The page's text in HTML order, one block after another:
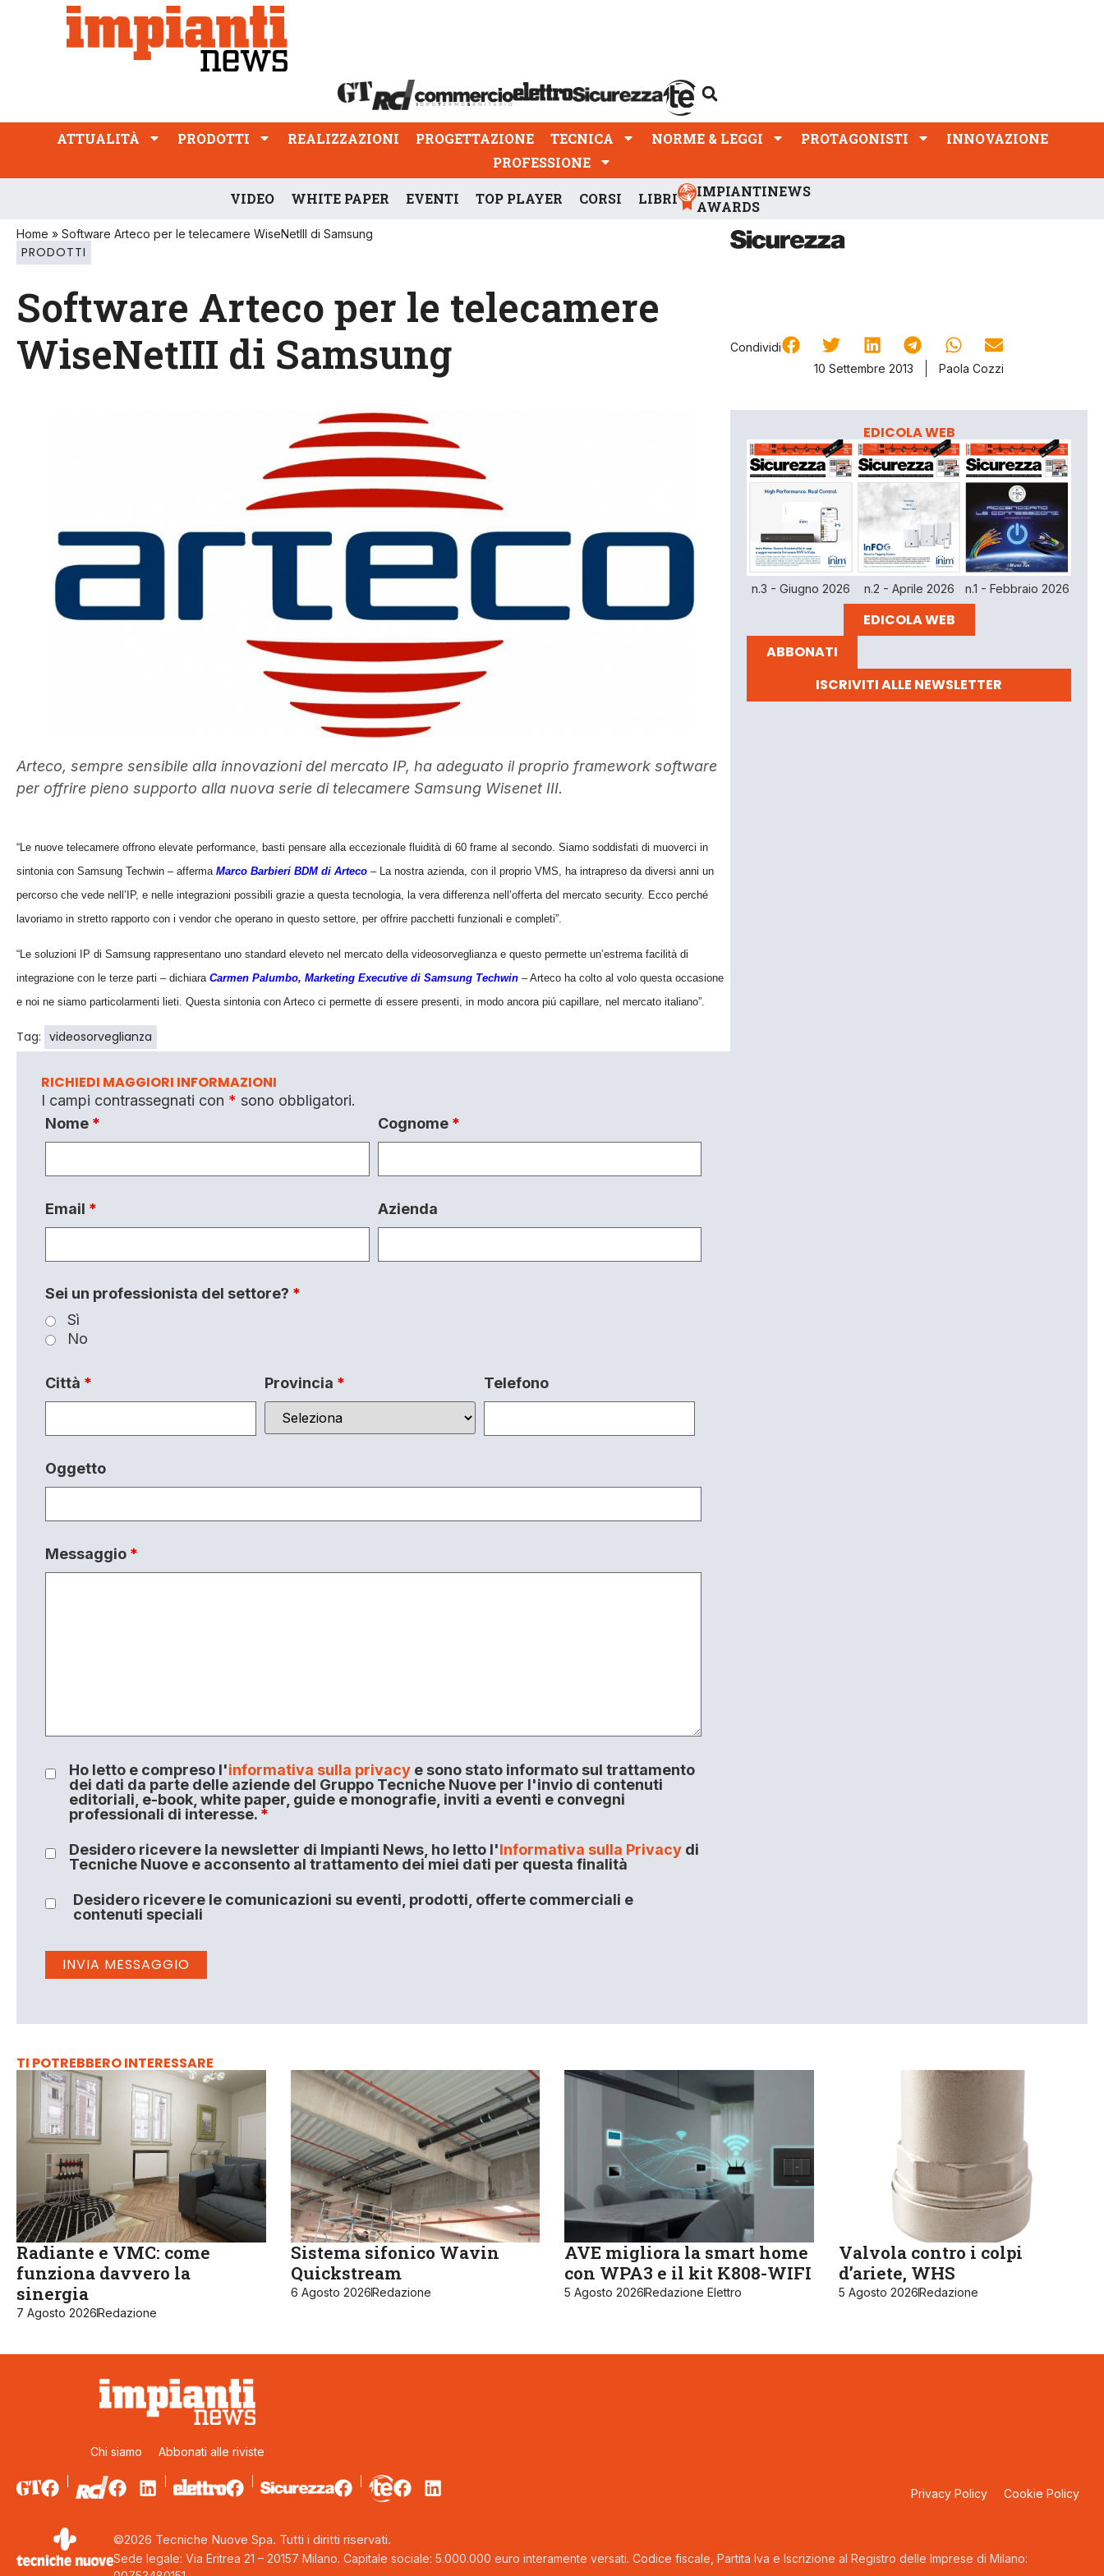
ATTUALITÀ PRODOTTI REALIZZAZIONI
PROFESSIONE
ATTUALITÀ PRODOTTI REALIZZAZIONI PROGETTAZIONE TECNICA NORME & LEGGI PROTAGONISTI
INNOVAZIONE
PROFESSIONE
VIDEO WHITE PAPER EVENTI TOP PLAYER CORSI LIBRI
IMPIANTINEWS
AWARDS
Home » Software Arteco per le telecamere WiseNetIII di Samsung
PRODOTTI
Software Arteco per le telecamere
WiseNetIII di Samsung
Condividi
10 Settembre 2013
Paola Cozzi
Arteco, sempre sensibile alla innovazioni del mercato IP, ha adeguato il proprio framework software
per offrire pieno supporto alla nuova serie di telecamere Samsung Wisenet III.
“Le nuove telecamere offrono elevate performance, basti pensare alla eccezionale fluidità di 60 frame al secondo. Siamo soddisfati di muoverci in
sintonia con Samsung Techwin – afferma Marco Barbieri BDM di Arteco – La nostra azienda, con il proprio VMS, ha intrapreso da diversi anni un
percorso che vede nell’IP, e nelle integrazioni possibili grazie a questa tecnologia, la vera differenza nell’offerta del mercato security. Ecco perché
lavoriamo in stretto rapporto con i vendor che operano in questo settore, per offrire pacchetti funzionali e completi”.
“Le soluzioni IP di Samsung rappresentano uno standard eleveto nel mercato della videosorveglianza e questo permette un’estrema facilità di
integrazione con le terze parti – dichiara Carmen Palumbo, Marketing Executive di Samsung Techwin – Arteco ha colto al volo questa occasione
e noi ne siamo particolarmenti lieti. Questa sintonia con Arteco ci permette di essere presenti, in modo ancora piú capillare, nel mercato italiano”.
Tag: videosorveglianza
RICHIEDI MAGGIORI INFORMAZIONI
I campi contrassegnati con * sono obbligatori.
Nome * Cognome *
Email * Azienda
Sei un professionista del settore? *
Sì
No
Città * Provincia * Telefono
Oggetto
Messaggio *
Ho letto e compreso l'informativa sulla privacye sono stato informato sul trattamento
dei dati da parte delle aziende del Gruppo Tecniche Nuove per l'invio di contenuti
editoriali, e-book, white paper, guide e monografie, inviti a eventi e convegni
professionali di interesse. *
Desidero ricevere la newsletter di Impianti News, ho letto l'Informativa sulla Privacydi
Tecniche Nuove e acconsento al trattamento dei miei dati per questa finalità
Desidero ricevere le comunicazioni su eventi, prodotti, offerte commerciali e
contenuti speciali
EDICOLA WEB
n.3 - Giugno 2026 n.2 - Aprile 2026 n.1 - Febbraio 2026
EDICOLA WEB
ABBONATI
ISCRIVITI ALLE NEWSLETTER
TI POTREBBERO INTERESSARE
Radiante e VMC: come
funziona davvero la
sinergia
7 Agosto 2026Redazione
Sistema sifonico Wavin
Quickstream
6 Agosto 2026Redazione
AVE migliora la smart home
con WPA3 e il kit K808-WIFI
5 Agosto 2026Redazione Elettro
Valvola contro i colpi
d’ariete, WHS
5 Agosto 2026Redazione
Chi siamo Abbonati alle riviste
Privacy Policy Cookie Policy
©2026 Tecniche Nuove Spa. Tutti i diritti riservati.
Sede legale: Via Eritrea 21 – 20157 Milano. Capitale sociale: 5.000.000 euro interamente versati. Codice fiscale, Partita Iva e Iscrizione al Registro delle Imprese di Milano: